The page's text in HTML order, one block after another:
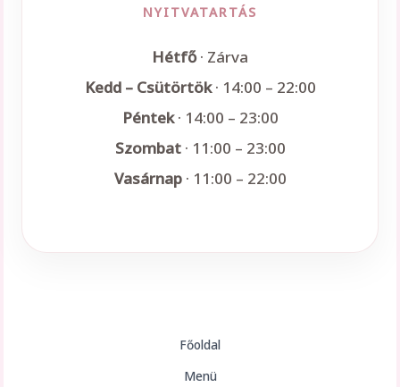
NYITVATARTÁS
Hétfő· Zárva
Kedd – Csütörtök· 14:00 – 22:00
Péntek· 14:00 – 23:00
Szombat· 11:00 – 23:00
Vasárnap· 11:00 – 22:00
Főoldal
Menü